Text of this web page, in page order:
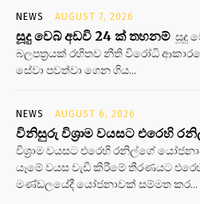
NEWS AUGUST 7, 2026
සූදු වෙබ් අඩවි 24 ක් තහනම් සූදු
බලපත්‍රයක් රහිතව නීති විරෝධි
සේවා පවත්වා ගෙන ගිය...
NEWS AUGUST 6, 2026
විනිසුරු විශ්‍රාම වයසට එරෙහි
විශ්‍රාම වයසට එරෙහි රනිල්ගේ
යෑමේ වයස වැඩි කිරීමේ තීරණයට
මණ්ඩලයේදී යෝජනාවක් සම්මත කර...